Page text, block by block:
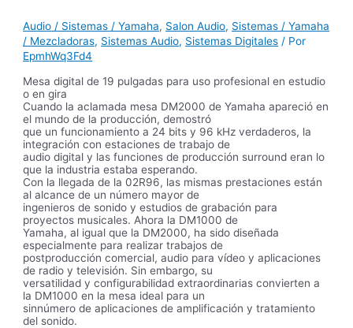
Audio / Sistemas / Yamaha, Salon Audio, Sistemas / Yamaha
/ Mezcladoras, Sistemas Audio, Sistemas Digitales / Por
EpmhWq3Fd4
Mesa digital de 19 pulgadas para uso profesional en estudio
o en gira
Cuando la aclamada mesa DM2000 de Yamaha apareció en
el mundo de la producción, demostró
que un funcionamiento a 24 bits y 96 kHz verdaderos, la
integración con estaciones de trabajo de
audio digital y las funciones de producción surround eran lo
que la industria estaba esperando.
Con la llegada de la 02R96, las mismas prestaciones están
al alcance de un número mayor de
ingenieros de sonido y estudios de grabación para
proyectos musicales. Ahora la DM1000 de
Yamaha, al igual que la DM2000, ha sido diseñada
especialmente para realizar trabajos de
postproducción comercial, audio para vídeo y aplicaciones
de radio y televisión. Sin embargo, su
versatilidad y configurabilidad extraordinarias convierten a
la DM1000 en la mesa ideal para un
sinnúmero de aplicaciones de amplificación y tratamiento
del sonido.